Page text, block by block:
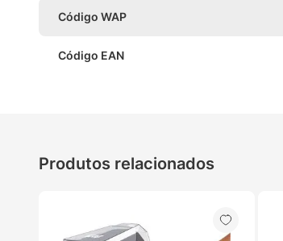
Código WAP
Código EAN
Produtos relacionados